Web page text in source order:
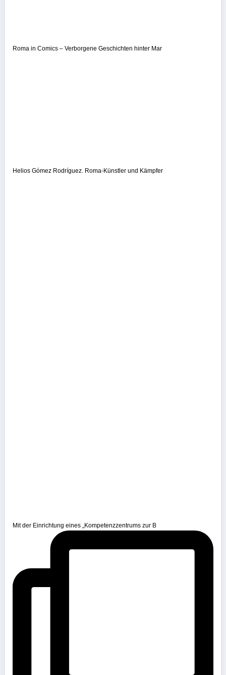
Roma in Comics – Verborgene Geschichten hinter Mar
Helios Gómez Rodríguez. Roma-Künstler und Kämpfer
Mit der Einrichtung eines „Kompetenzzentrums zur B